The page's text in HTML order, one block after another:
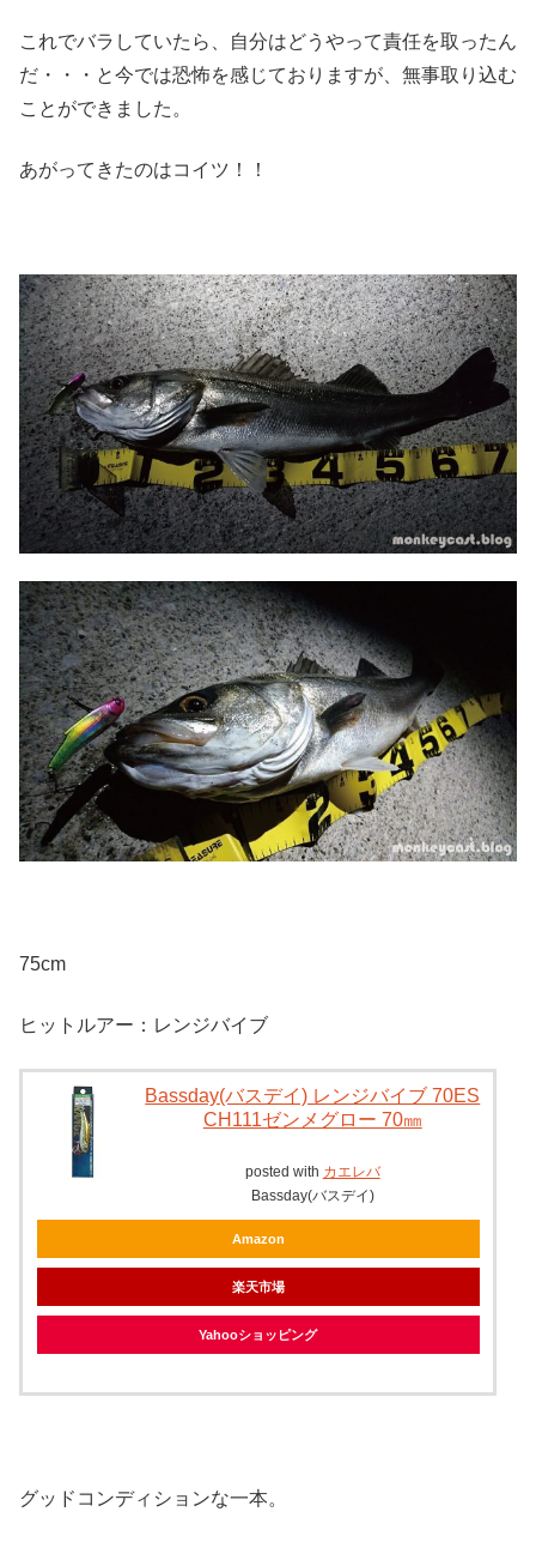
これでバラしていたら、自分はどうやって責任を取ったん
だ・・・と今では恐怖を感じておりますが、無事取り込む
ことができました。
あがってきたのはコイツ！！
75cm
ヒットルアー：レンジバイブ
Bassday(バスデイ) レンジバイブ 70ES
CH111ゼンメグロー 70㎜
posted with カエレバ
Bassday(バスデイ)
Amazon
楽天市場
Yahooショッピング
グッドコンディションな一本。